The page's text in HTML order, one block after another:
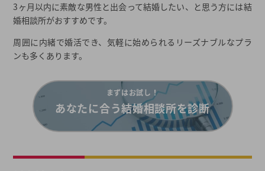
3ヶ月以内に素敵な男性と出会って結婚したい、と思う方には結
婚相談所がおすすめです。
周囲に内緒で婚活でき、気軽に始められるリーズナブルなプラ
ンも多くあります。
まずはお試し！
あなたに合う結婚相談所を診断